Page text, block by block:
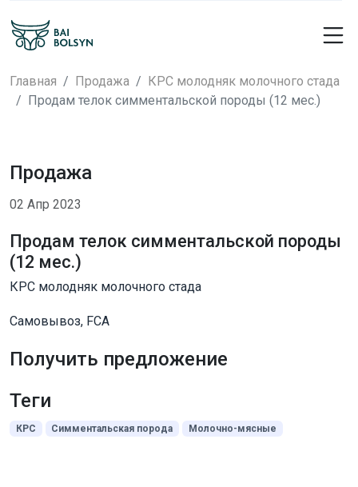
Главная Продажа
КРС молодняк молочного стада
Продам телок симментальской породы (12 мес.)
Продажа
02 Апр 2023
Продам телок симментальской породы
(12 мес.)
КРС молодняк молочного стада
Самовывоз, FCA
Получить предложение
Теги
КРС Симментальская порода Молочно-мясные